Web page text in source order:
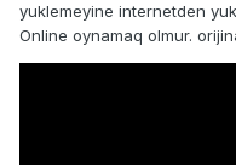
yuklemeyine internetden
Online oynamaq olmur.